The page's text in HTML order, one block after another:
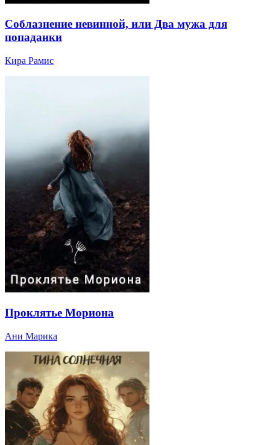
Соблазнение невинной, или Два мужа для
попаданки
Кира Рамис
Проклятье Мориона
Ани Марика